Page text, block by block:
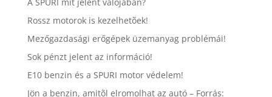
Rossz motorok is kezelhetõek!
Mezőgazdasági erőgépek üzemanyag problémái!
Sok pénzt jelent az információ!
E10 benzin és a SPURI motor védelem!
Jön a benzin, amitõl elromolhat az autó – Forrás: